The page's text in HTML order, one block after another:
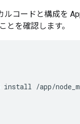
ルコードと構成を
を確認します。
install /app/